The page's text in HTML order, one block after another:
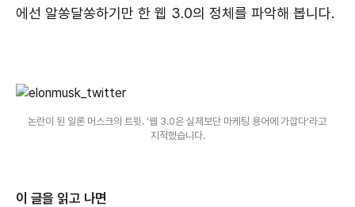
에선 알쏭달쏭하기만 한 웹 3.0의 정체를 파악해 봅니다.
논란이 된 일론 머스크의 트윗. '웹 3.0은 실제보단 마케팅 용어에 가깝다'라고
지적했습니다.
이 글을 읽고 나면